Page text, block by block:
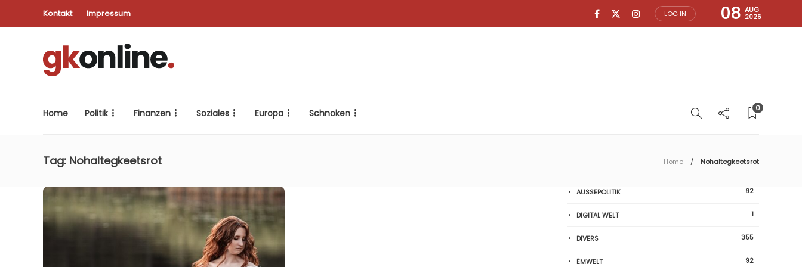
Kontakt Impressum LOG IN 08 AUG
2026
Home Politik Finanzen Soziales Europa Schnoken 0
Tag: Nohaltegkeetsrot Home Nohaltegkeetsrot
AUSSEPOLITIK 92
DIGITAL WELT 1
DIVERS 355
ËMWELT 92